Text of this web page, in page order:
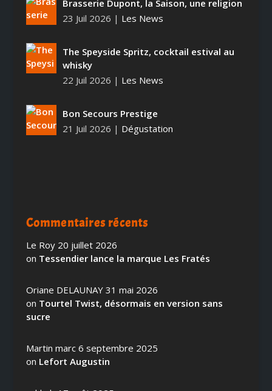
Brasserie Dupont, la Saison, une religion
23 Juil 2026 | Les News
The Speyside Spritz, cocktail estival au
whisky
22 Juil 2026 | Les News
Bon Secours Prestige
21 Juil 2026 | Dégustation
Commentaires récents
Le Roy 20 juillet 2026
on Tessendier lance la marque Les Fratés
Oriane DELAUNAY 31 mai 2026
on Tourtel Twist, désormais en version sans
sucre
Martin marc 6 septembre 2025
on Lefort Augustin